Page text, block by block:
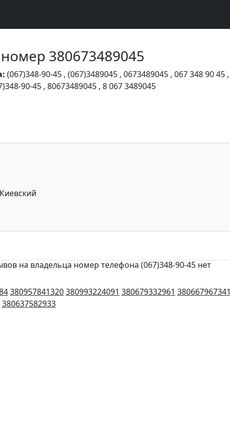
380673489045
(067)348-90-45 , (067)3489045 , 0673489045 , 067 348 90 45 ,
90-45 , 80673489045 , 8 067 3489045
на владельца номер телефона (067)348-90-45 нет
380957841320380993224091 380679332961 380667967341
380637582933